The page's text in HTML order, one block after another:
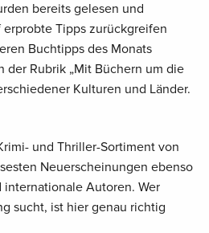
bereits gelesen und
Tipps zurückgreifen
Buchtipps des Monats
der Rubrik „Mit Büchern um die
Kulturen und Länder.
und Thriller-Sortiment von
Neuerscheinungen ebenso
Autoren. Wer
sucht, ist hier genau richtig